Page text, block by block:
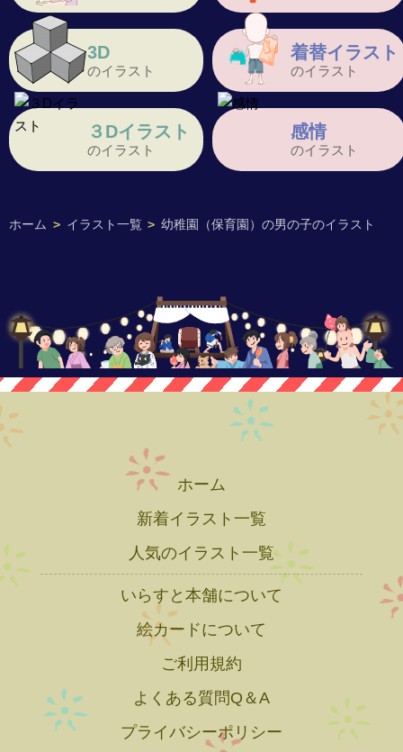
ホーム > イラスト一覧 > 幼稚園（保育園）の男の子のイラスト
3D
のイラスト
着替イラスト
のイラスト
３Dイラスト
のイラスト
感情
のイラスト
ホーム
新着イラスト一覧
人気のイラスト一覧
いらすと本舗について
絵カードについて
ご利用規約
よくある質問Q＆A
プライバシーポリシー